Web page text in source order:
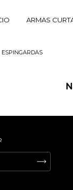
ARMAS
ESPINGARDAS